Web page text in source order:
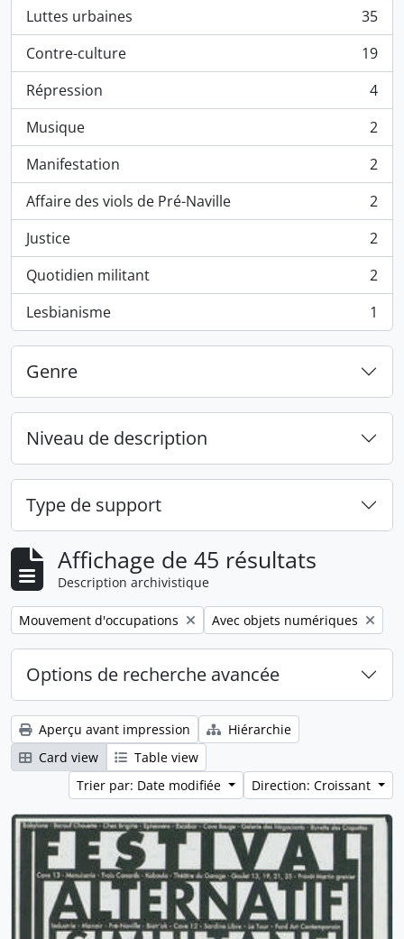
Luttes urbaines
, 35 résultats
35
Contre-culture
, 19 résultats
19
Répression
, 4 résultats
4
Musique
, 2 résultats
2
Manifestation
, 2 résultats
2
Affaire des viols de Pré-Naville
, 2 résultats
2
Justice
, 2 résultats
2
Quotidien militant
, 2 résultats
2
Lesbianisme
, 1 résultats 1
Genre
Niveau de description
Type de support
Affichage de 45 résultats
Description archivistique
Remove filter:
Mouvement d'occupations Remove filter:
Avec objets numériques
Options de recherche avancée
Aperçu avant impression
Hiérarchie
Card view
Table view
Trier par: Date modifiée
Direction: Croissant